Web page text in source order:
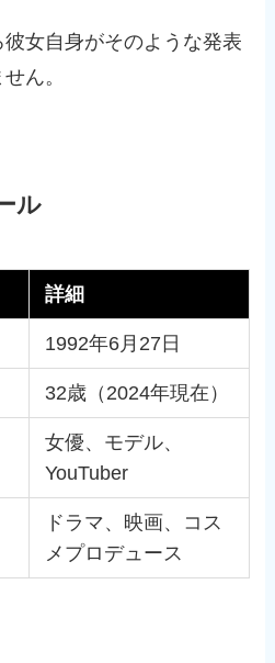
女自身がそのような発表
ん。
ル
詳細
1992年6月27日
32歳（2024年現在）
女優、モデル、
YouTuber
ドラマ、映画、コス
メプロデュース